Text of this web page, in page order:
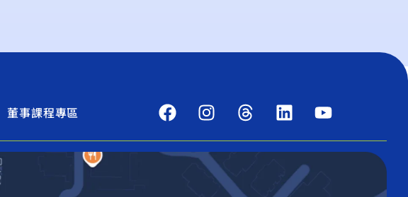
董事課程專區